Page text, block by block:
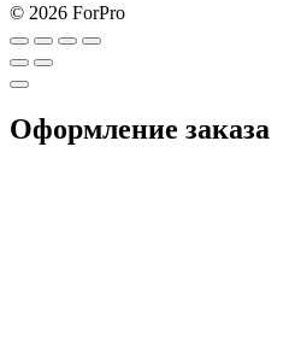
© 2026 ForPro
Оформление заказа